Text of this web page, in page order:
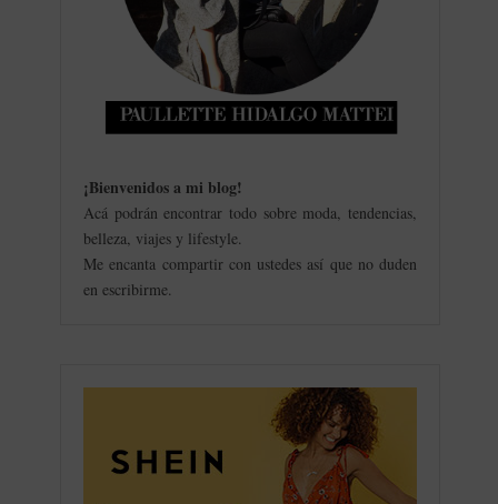
¡Bienvenidos a mi blog!
Acá podrán encontrar todo sobre moda, tendencias,
belleza, viajes y lifestyle.
Me encanta compartir con ustedes así que no duden
en escribirme.